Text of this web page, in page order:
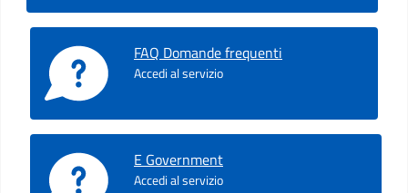
FAQ Domande frequenti
Accedi al servizio
E Government
Accedi al servizio